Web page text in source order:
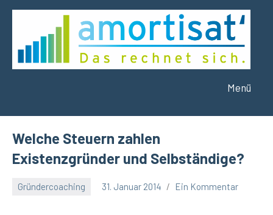
Zum
springen
´
Menü
Welche Steuern zahlen
Existenzgründer und Selbständige?
Gründercoaching 31. Januar 2014 Ein Kommentar